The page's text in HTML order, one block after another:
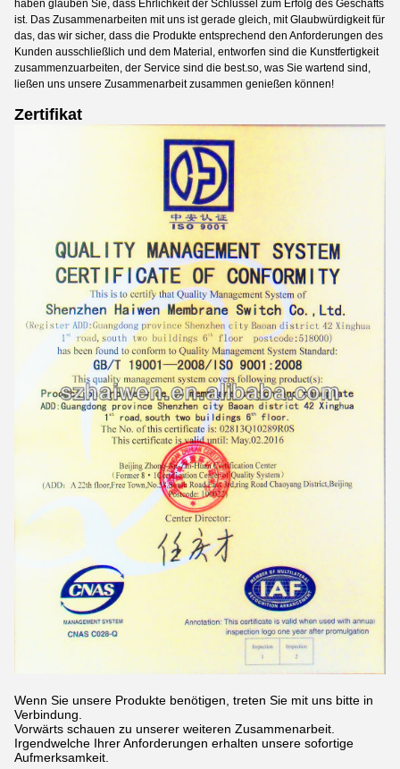
haben glauben Sie, dass Ehrlichkeit der Schlüssel zum Erfolg des Geschäfts
ist. Das Zusammenarbeiten mit uns ist gerade gleich, mit Glaubwürdigkeit für
das, das wir sicher, dass die Produkte entsprechend den Anforderungen des
Kunden ausschließlich und dem Material, entworfen sind die Kunstfertigkeit
zusammenzuarbeiten, der Service sind die best.so, was Sie wartend sind,
ließen uns unsere Zusammenarbeit zusammen genießen können!
Zertifikat
Wenn Sie unsere Produkte benötigen, treten Sie mit uns bitte in
Verbindung.
Vorwärts schauen zu unserer weiteren Zusammenarbeit.
Irgendwelche Ihrer Anforderungen erhalten unsere sofortige
Aufmerksamkeit.